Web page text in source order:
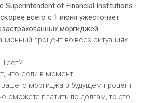
Superintendent of Financial Institutions
всего с 1 июня ужесточает
моргиджей.
процент во всех ситуациях
что если в момент
моргиджа в будущем процент
сможете платить по долгам, то это